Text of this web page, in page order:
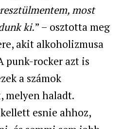
most
ki.” – osztotta meg
akit alkoholizmusa
punk-rocker azt is
a számok
melyen haladt.
esnie ahhoz,